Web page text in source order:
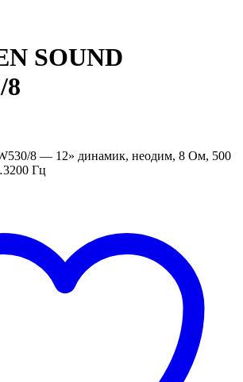
SOUND
8
8 — 12» динамик, неодим, 8 Ом, 500
Гц